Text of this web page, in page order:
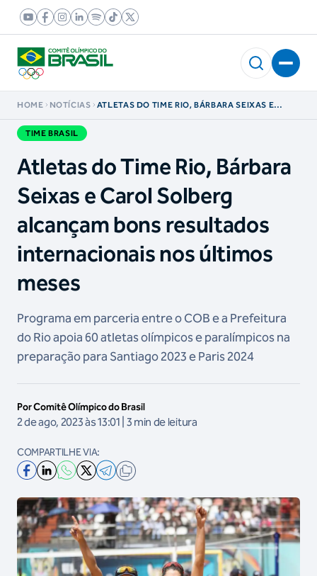
HOME NOTÍCIAS
ATLETAS DO TIME RIO, BÁRBARA SEIXAS E
TIME BRASIL
Atletas do Time Rio, Bárbara
Seixas e Carol Solberg
alcançam bons resultados
internacionais nos últimos
meses
Programa em parceria entre o COB e a Prefeitura
do Rio apoia 60 atletas olímpicos e paralímpicos na
preparação para Santiago 2023 e Paris 2024
Por Comitê Olímpico do Brasil
2 de ago, 2023 às 13:01 | 3 min de leitura
COMPARTILHE VIA: